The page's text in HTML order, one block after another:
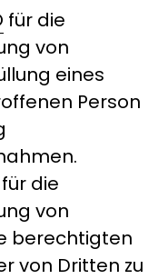
für die
von
eines
Person
für die
von
berechtigten
von Dritten zu